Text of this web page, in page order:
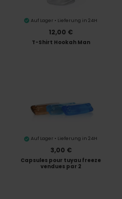
Auf Lager • Lieferung in 24H
12,00 €
T-Shirt Hookah Man
Auf Lager • Lieferung in 24H
3,00 €
Capsules pour tuyau freeze
vendues par 2